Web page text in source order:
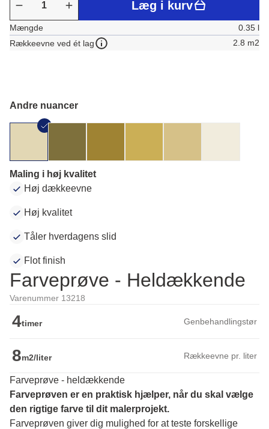
Læg i kurv
Mængde
0.35 l
Rækkeevne ved ét lag
2.8 m2
Andre nuancer
Maling i høj kvalitet
Høj dækkeevne
Høj kvalitet
Tåler hverdagens slid
Flot finish
Farveprøve - Heldækkende
Varenummer 13218
4timer Genbehandlingstør
8m2/liter Rækkeevne pr. liter
Farveprøve - heldækkende
Farveprøven er en praktisk hjælper, når du skal vælge
den rigtige farve til dit malerprojekt.
Farveprøven giver dig mulighed for at teste forskellige